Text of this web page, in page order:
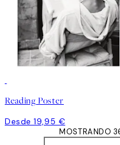
Reading Poster
Desde 19,95 €
MOSTRANDO